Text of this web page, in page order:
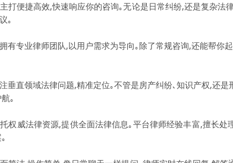
打便捷高效,快速响应你的咨询｡无论是日常纠纷,还是复杂法
｡
有专业律师团队,以用户需求为导向｡除了常规咨询,还能帮你
垂直领域法律问题,精准定位｡不管是房产纠纷､知识产权,还
｡
托权威法律资源,提供全面法律信息｡平台律师经验丰富,擅长